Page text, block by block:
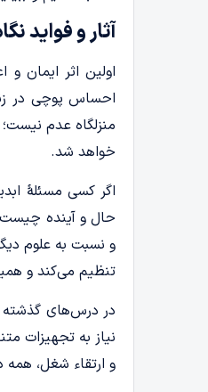
آثار و فواید
اولین اثر ایمان
احساس پوچی در
منزلگاه عدم
خواهد شد.
اگر کسی مسئلۀ
حال و آینده چیست
و نسبت به علوم
تنظیم می‌کند و
در درس‌های گذشته
نیاز به تجهیزات
و ارتقاء شغل، همه